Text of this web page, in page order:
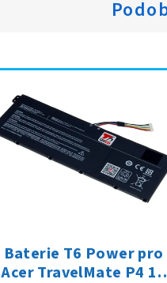
Baterie T6 Power pro
Acer TravelMate P4 13